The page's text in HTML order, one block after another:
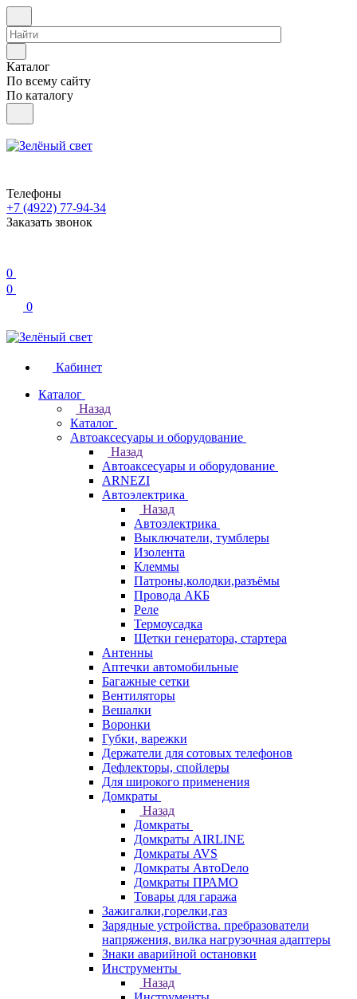
Каталог
По всему сайту
По каталогу
Телефоны
+7 (4922) 77-94-34
Заказать звонок
0
0
0
Кабинет
Каталог
Назад
Каталог
Автоаксесуары и оборудование
Назад
Автоаксесуары и оборудование
ARNEZI
Автоэлектрика
Назад
Автоэлектрика
Выключатели, тумблеры
Изолента
Клеммы
Патроны,колодки,разъёмы
Провода АКБ
Реле
Термоусадка
Щетки генератора, стартера
Антенны
Аптечки автомобильные
Багажные сетки
Вентиляторы
Вешалки
Воронки
Губки, варежки
Держатели для сотовых телефонов
Дефлекторы, спойлеры
Для широкого применения
Домкраты
Назад
Домкраты
Домкраты AIRLINE
Домкраты AVS
Домкраты АвтоDело
Домкраты ПРАМО
Товары для гаража
Зажигалки,горелки,газ
Зарядные устройства. пребразователи
напряжения, вилка нагрузочная адаптеры
Знаки аварийной остановки
Инструменты
Назад